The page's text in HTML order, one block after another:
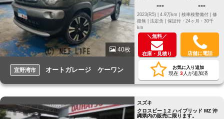
40枚
宜野湾市 オートガレージ ケーワン
--- ---
2023(R5) | 4.9万km | 検車検整備付 | 修
復無 | 法定含 | 保証付・24ヶ月・30千
km
＼無料／
在庫・見積り 店舗に電話
お気に入り追加
現在 3人が追加済
スズキ
クロスビー 1.2 ハイブリッド MZ 沖
縄県内の販売に限ります。